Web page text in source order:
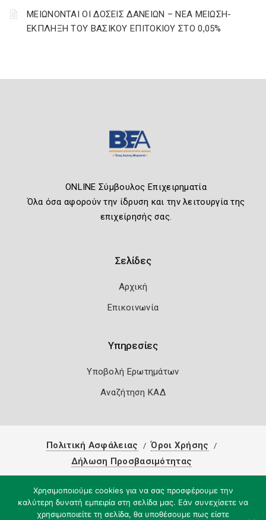
ΜΕΙΩΝΟΝΤΑΙ ΟΙ ΔΟΣΕΙΣ ΔΑΝΕΙΩΝ – ΝΕΑ ΜΕΙΩΣΗ-
ΕΚΠΛΗΞΗ ΤΟΥ ΒΑΣΙΚΟΥ ΕΠΙΤΟΚΙΟΥ ΣΤΟ 0,05%
ONLINE Σύμβουλος Επιχειρηματία
Όλα όσα αφορούν την ίδρυση και την λειτουργία της
επιχείρησής σας.
Σελίδες
Αρχική
Επικοινωνία
Υπηρεσίες
Υποβολή Ερωτημάτων
Αναζήτηση ΚΑΔ
Πολιτική Ασφάλειας
Όροι Χρήσης
Δήλωση Προσβασιμότητας
Χρησιμοποιούμε cookies για να σας προσφέρουμε την
καλύτερη δυνατή εμπειρία στη σελίδα μας. Εάν συνεχίσετε να
χρησιμοποιείτε τη σελίδα, θα υποθέσουμε πως είστε